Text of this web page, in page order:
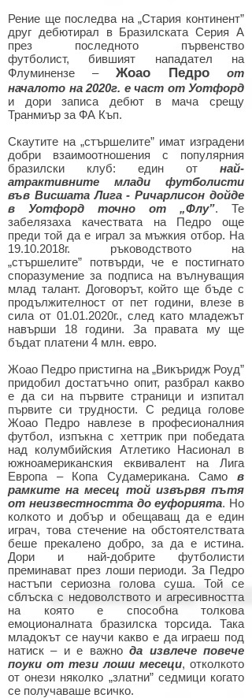
Рение ще последва на „Стария континент”
друг дебютирал в Бразилската Серия А
през последното първенство
футболист, бившият нападател на
Флуминензе – Жоао Педро
от
началото на 2020г. е част от Уотфорд
и дори записа дебют в мача срещу
Транмиър за ФА Къп.
Скаутите на „стършелите” имат изградени
добри взаимоотношения с популярния
бразилски клуб: един от най-
атрактивните млади футболисти
във Висшата Лига - Ричарлисон дойде
в Уотфорд точно от „Флу”. Те
забелязаха качествата на Педро още
преди той да е играл за мъжкия отбор. На
19.10.2018г. ръководството на
„стършелите” потвърди, че е постигнато
споразумение за подписа на вълнуващия
млад талант. Договорът, който ще бъде с
продължителност от пет години, влезе в
сила от 01.01.2020г., след като младежът
навърши 18 години. За правата му ще
бъдат платени 4 млн. евро.
Жоао Педро пристигна на „Викъридж Роуд”
придобил достатъчно опит, разбрал какво
е да си на първите страници и изпитал
първите си трудности. С редица голове
Жоао Педро навлезе в професионалния
футбол, изпъкна с хеттрик при победата
над колумбийския Атлетико Насионал в
южноамериканския еквивалент на Лига
Европа – Копа Судамерикана. Само в
рамките на месец той извървя пътя
от неизвестността до еуфорията. Но
колкото и добър и обещаващ да е един
играч, това стечение на обстоятелствата
беше прекалено добро, за да е истина.
Дори и най-добрите футболисти
преминават през лоши периоди. За Педро
настъпи сериозна голова суша. Той се
сблъска с недоволството и агресивността
на която е способна толкова
емоционалната бразилска торсида. Така
младокът се научи какво е да играеш под
натиск – и е важнода извлече повече
поуки от тези лоши месеци, отколкото
от онези няколко „златни” седмици когато
се получаваше всичко.